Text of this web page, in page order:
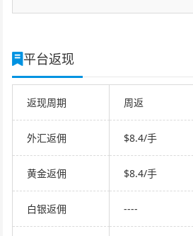
平台返现
返现周期 周返
外汇返佣 $8.4/手
黄金返佣 $8.4/手
白银返佣 ----